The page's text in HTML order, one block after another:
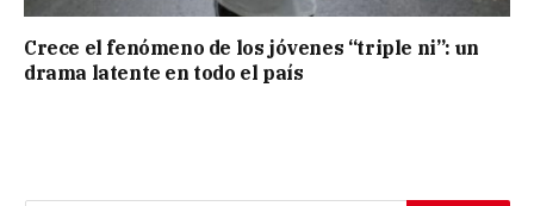
Crece el fenómeno de los jóvenes “triple ni”: un
drama latente en todo el país